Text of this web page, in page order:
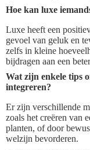
Hoe kan luxe
Luxe heeft een
gevoel van geluk en
zelfs in kleine
bijdragen aan een
Wat zijn enkele tips
integreren?
Er zijn verschillende
zoals het creëren van
planten, of door
welzijn bevorderen.